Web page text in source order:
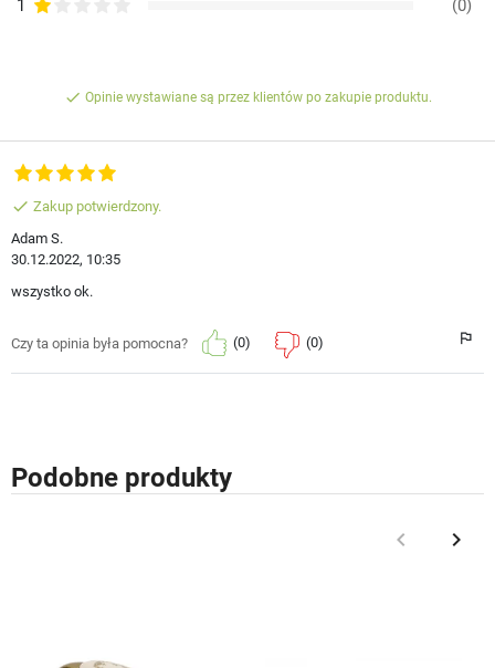
1
(0)
done Opinie wystawiane są przez klientów po zakupie produktu.
done Zakup potwierdzony.
Adam S.
30.12.2022, 10:35
wszystko ok.
Czy ta opinia była pomocna? (0) (0)
Podobne produkty
Poprzedni
keyboard_arrow_left keyboard_arrow_right